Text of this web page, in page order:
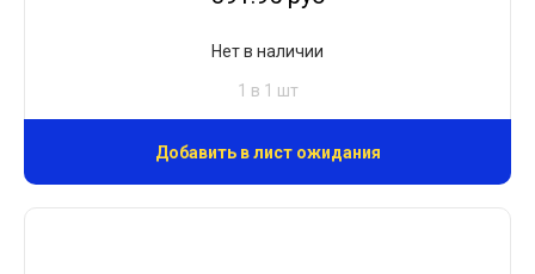
Нет в наличии
1 в 1 шт
Добавить в лист ожидания